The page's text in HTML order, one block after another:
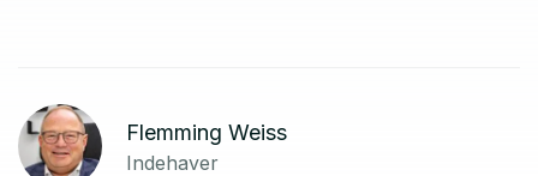
Flemming Weiss
Indehaver